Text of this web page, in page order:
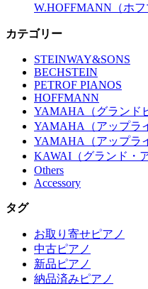
W.HOFFMANN（ホ
カテゴリー
STEINWAY&SONS
BECHSTEIN
PETROF PIANOS
HOFFMANN
YAMAHA（グランド
YAMAHA（アップラ
YAMAHA（アップラ
KAWAI（グランド・
Others
Accessory
タグ
お取り寄せピアノ
中古ピアノ
新品ピアノ
納品済みピアノ